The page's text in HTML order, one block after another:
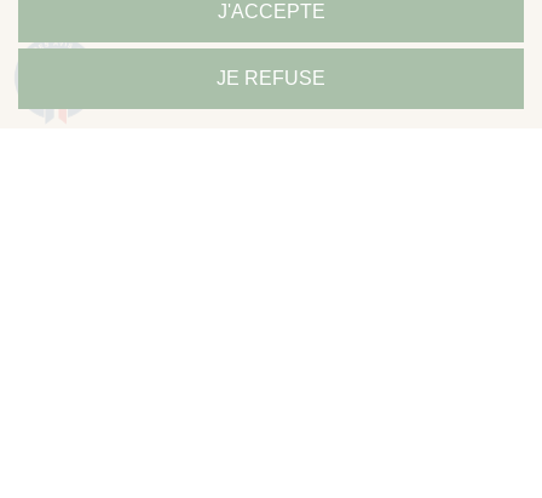
JE REFUSE
J'ACCEPTE